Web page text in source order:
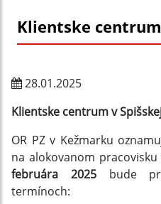
Klientske
28.01.2025
Klientske centrum v
OR PZ v Kežmarku
na alokovanom
februára 2025 bude
termínoch: